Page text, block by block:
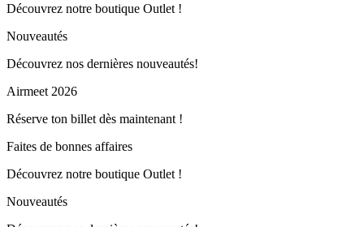
Découvrez notre boutique Outlet !
Nouveautés
Découvrez nos dernières nouveautés!
Airmeet 2026
Réserve ton billet dès maintenant !
Faites de bonnes affaires
Découvrez notre boutique Outlet !
Nouveautés